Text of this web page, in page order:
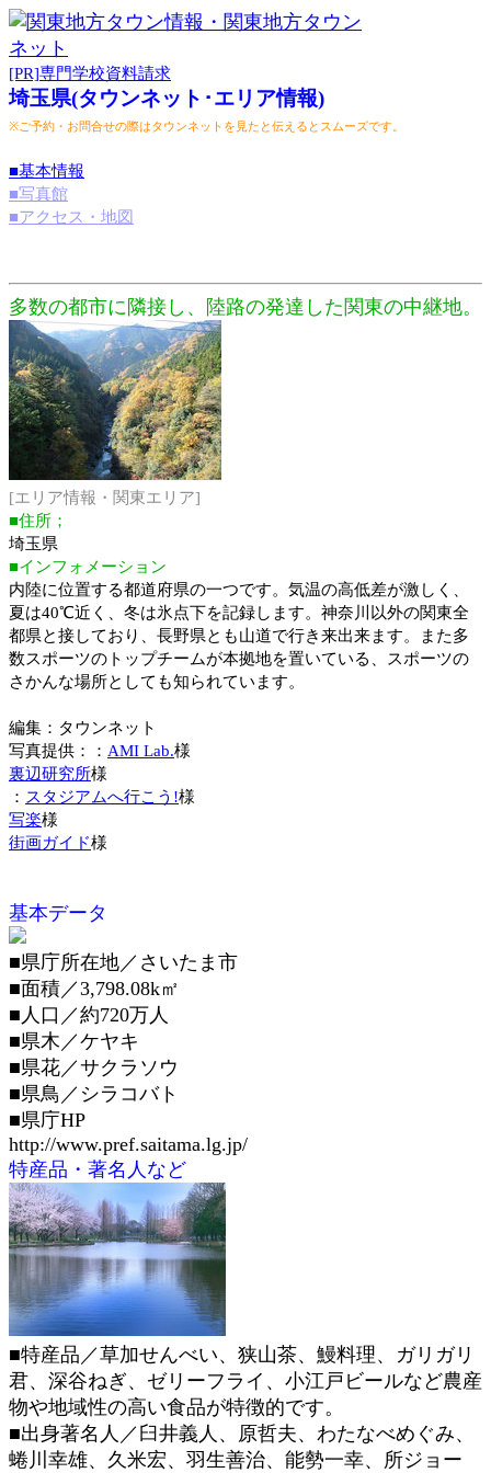
[PR]専門学校資料請求
埼玉県(タウンネット･エリア情報)
※ご予約・お問合せの際はタウンネットを見たと伝えるとスムーズです。
■基本情報
■写真館
■アクセス・地図
多数の都市に隣接し、陸路の発達した関東の中継地。
[エリア情報・関東エリア]
■住所；
埼玉県
■インフォメーション
内陸に位置する都道府県の一つです。気温の高低差が激しく、
夏は40℃近く、冬は氷点下を記録します。神奈川以外の関東全
都県と接しており、長野県とも山道で行き来出来ます。また多
数スポーツのトップチームが本拠地を置いている、スポーツの
さかんな場所としても知られています。
編集：タウンネット
写真提供：： AMI Lab.様
裏辺研究所様
： スタジアムへ行こう!様
写楽様
街画ガイド様
基本データ
■県庁所在地／さいたま市
■面積／3,798.08k㎡
■人口／約720万人
■県木／ケヤキ
■県花／サクラソウ
■県鳥／シラコバト
■県庁HP
http://www.pref.saitama.lg.jp/
特産品・著名人など
■特産品／草加せんべい、狭山茶、鰻料理、ガリガリ
君、深谷ねぎ、ゼリーフライ、小江戸ビールなど農産
物や地域性の高い食品が特徴的です。
■出身著名人／臼井義人、原哲夫、わたなべめぐみ、
蜷川幸雄、久米宏、羽生善治、能勢一幸、所ジョー